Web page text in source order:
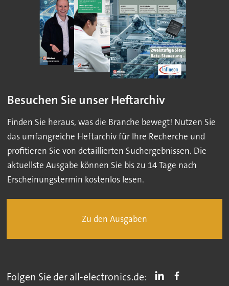
Besuchen Sie unser Heftarchiv
Finden Sie heraus, was die Branche bewegt! Nutzen Sie
das umfangreiche Heftarchiv für Ihre Recherche und
profitieren Sie von detaillierten Suchergebnissen. Die
aktuellste Ausgabe können Sie bis zu 14 Tage nach
Erscheinungstermin kostenlos lesen.
Zu den Ausgaben
Folgen Sie der all-electronics.de: